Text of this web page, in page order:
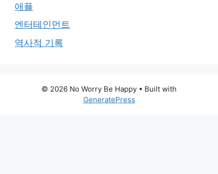
애플
엔터테인먼트
역사적 기록
© 2026 No Worry Be Happy • Built with
GeneratePress